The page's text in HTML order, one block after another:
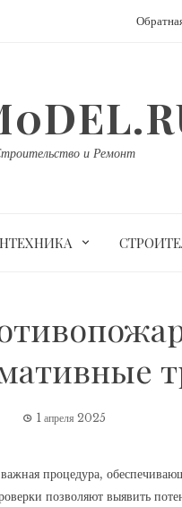
и Ремонт
1 апреля 2025
процедура,
позволяют выявить